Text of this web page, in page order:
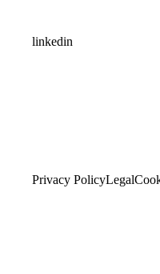
linkedin
Privacy PolicyLegal